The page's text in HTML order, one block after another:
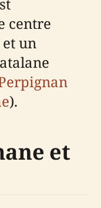
centre
un
).
et